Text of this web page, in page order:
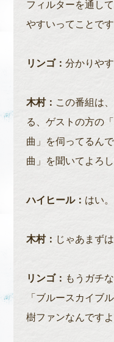
フィルターを通し
やすいってことです
リンゴ： 分かりや
木村： この番組は
る、ゲストの方の
曲」を伺ってるん
曲」を聞いてよろ
ハイヒール： はい。
木村： じゃあまず
リンゴ： もうガチ
「ブルースカイブ
樹ファンなんです